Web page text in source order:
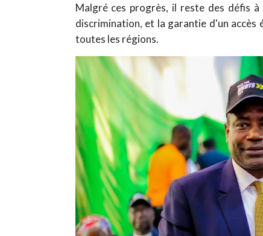
Malgré ces progrès, il reste des défis
discrimination, et la garantie d'un
toutes les régions.